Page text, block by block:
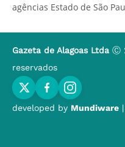
agências Estado de São
Gazeta de Alagoas Ltda Ⓒ
reservados
developed by Mundiware